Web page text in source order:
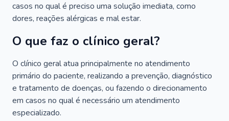
casos no qual é preciso uma solução imediata, como
dores, reações alérgicas e mal estar.
O que faz o clínico geral?
O clínico geral atua principalmente no atendimento
primário do paciente, realizando a prevenção, diagnóstico
e tratamento de doenças, ou fazendo o direcionamento
em casos no qual é necessário um atendimento
especializado.